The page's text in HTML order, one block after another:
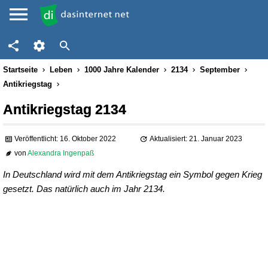
Startseite Leben 1000 Jahre Kalender 2134
September
Antikriegstag
Antikriegstag 2134
Veröffentlicht: 16. Oktober 2022
Aktualisiert: 21. Januar 2023
vonAlexandra Ingenpaß
In Deutschland wird mit dem Antikriegstag ein Symbol gegen Krieg
gesetzt. Das natürlich auch im Jahr 2134.